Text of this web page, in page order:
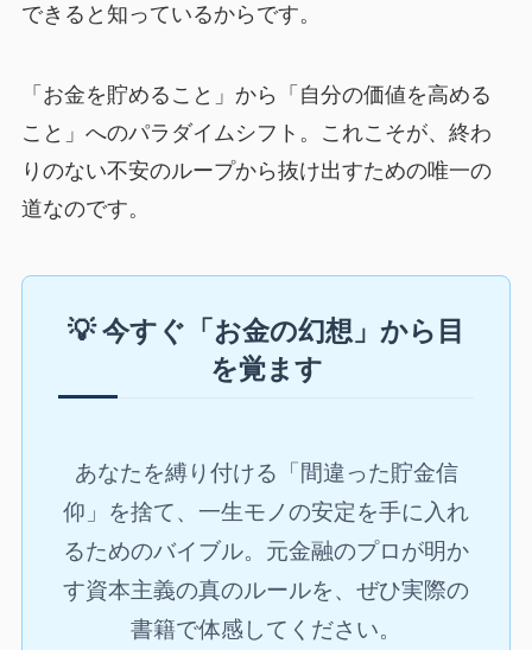
できると知っているからです。
「お金を貯めること」から「自分の価値を高める
こと」へのパラダイムシフト。これこそが、終わ
りのない不安のループから抜け出すための唯一の
道なのです。
💡 今すぐ「お金の幻想」から目
を覚ます
あなたを縛り付ける「間違った貯金信
仰」を捨て、一生モノの安定を手に入れ
るためのバイブル。元金融のプロが明か
す資本主義の真のルールを、ぜひ実際の
書籍で体感してください。